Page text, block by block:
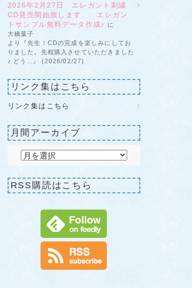
2026年2月27日 エレガント刺繍
CD発売開始致します。 エレガン
トサンプル無料データ作成♪ に
大橋葉子
より『先生！CDの完成を楽しみにしてお
りました。先程購入させていただきました
♪ どう...』 (2026/02/27)
リンク集はこちら
リンク集はこちら
月間アーカイブ
RSS購読はこちら